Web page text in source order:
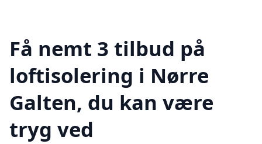
Få nemt 3 tilbud på
loftisolering i Nørre
Galten, du kan være
tryg ved